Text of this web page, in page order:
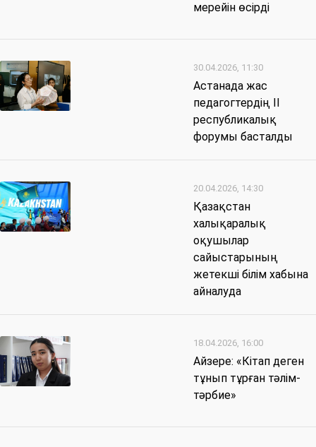
мерейін өсірді
30.04.2026, 11:30
Астанада жас
педагогтердің ІІ
республикалық
форумы басталды
20.04.2026, 14:30
Қазақстан
халықаралық
оқушылар
сайыстарының
жетекші білім хабына
айналуда
18.04.2026, 16:00
Айзере: «Кітап деген
тұнып тұрған тәлім-
тәрбие»